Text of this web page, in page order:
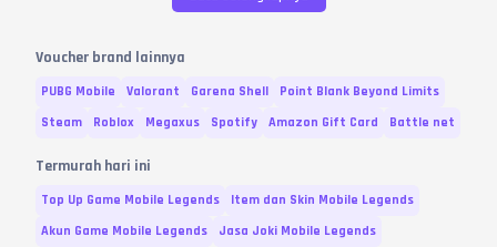
Voucher brand lainnya
PUBG Mobile Valorant Garena Shell
Point Blank Beyond Limits
Steam
Roblox Megaxus Spotify Amazon Gift Card Battle net
Termurah hari ini
Top Up Game Mobile Legends
Item dan Skin Mobile Legends
Akun Game Mobile Legends
Jasa Joki Mobile Legends